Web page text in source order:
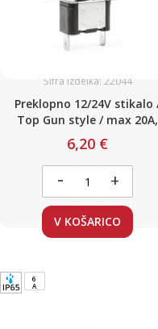
Šifra izdelka: 22044
Preklopno 12/24V stikalo /
Top Gun style / max 20A,
ZELENO
6,20 €
- +
V KOŠARICO
6
A